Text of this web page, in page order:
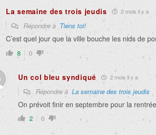
La semaine des trois jeudis 2 mois il y a
Répondre à Tiens toi!
C’est quel jour que la ville bouche les nids de
8 0
Un col bleu syndiqué 2 mois il y a
Répondre à La semaine des trois jeudis
On prévoit finir en septembre pour la
2 0